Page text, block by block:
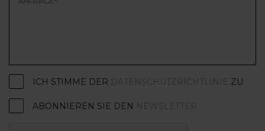
ICH STIMME DER DATENSCHUTZRICHTLINIE ZU
ABONNIEREN SIE DEN NEWSLETTER